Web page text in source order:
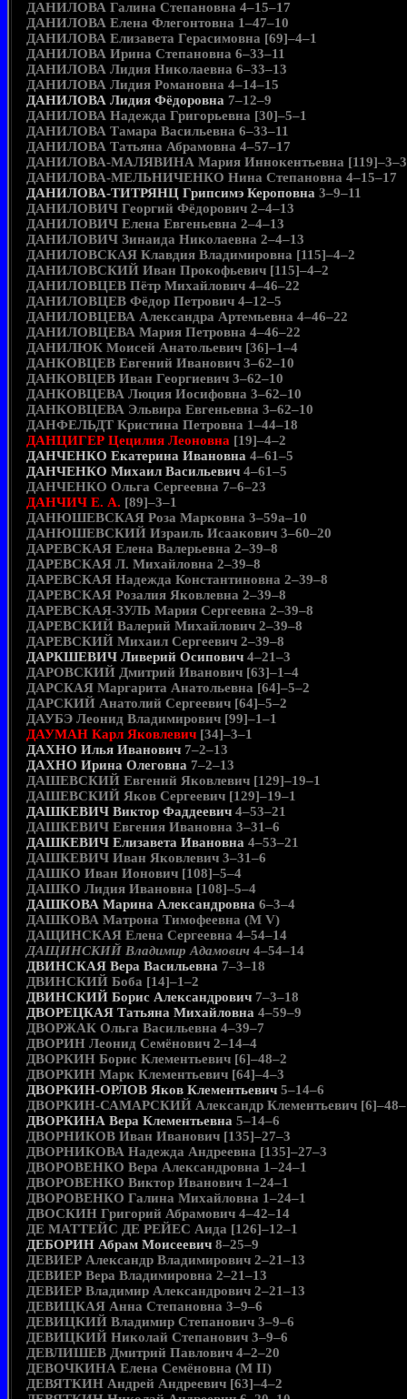
ДАНИЛОВА Галина Степановна 4–15–17
ДАНИЛОВА Елена Флегонтовна 1–47–10
ДАНИЛОВА Елизавета Герасимовна [69]–4–1
ДАНИЛОВА Ирина Степановна 6–33–11
ДАНИЛОВА Лидия Николаевна 6–33–13
ДАНИЛОВА Лидия Романовна 4–14–15
ДАНИЛОВА Лидия Фёдоровна 7–12–9
ДАНИЛОВА Надежда Григорьевна [30]–5–1
ДАНИЛОВА Тамара Васильевна 6–33–11
ДАНИЛОВА Татьяна Абрамовна 4–57–17
ДАНИЛОВА-МАЛЯВИНА Мария Иннокентьевна [119]–3–3
ДАНИЛОВА-МЕЛЬНИЧЕНКО Нина Степановна 4–15–17
ДАНИЛОВА-ТИТРЯНЦ Грипсимэ Кероповна 3–9–11
ДАНИЛОВИЧ Георгий Фёдорович 2–4–13
ДАНИЛОВИЧ Елена Евгеньевна 2–4–13
ДАНИЛОВИЧ Зинаида Николаевна 2–4–13
ДАНИЛОВСКАЯ Клавдия Владимировна [115]–4–2
ДАНИЛОВСКИЙ Иван Прокофьевич [115]–4–2
ДАНИЛОВЦЕВ Пётр Михайлович 4–46–22
ДАНИЛОВЦЕВ Фёдор Петрович 4–12–5
ДАНИЛОВЦЕВА Александра Артемьевна 4–46–22
ДАНИЛОВЦЕВА Мария Петровна 4–46–22
ДАНИЛЮК Моисей Анатольевич [36]–1–4
ДАНКОВЦЕВ Евгений Иванович 3–62–10
ДАНКОВЦЕВ Иван Георгиевич 3–62–10
ДАНКОВЦЕВА Люция Иосифовна 3–62–10
ДАНКОВЦЕВА Эльвира Евгеньевна 3–62–10
ДАНФЕЛЬДТ Кристина Петровна 1–44–18
ДАНЦИГЕР Цецилия Леоновна [19]–4–2
ДАНЧЕНКО Екатерина Ивановна 4–61–5
ДАНЧЕНКО Михаил Васильевич 4–61–5
ДАНЧЕНКО Ольга Сергеевна 7–6–23
ДАНЧИЧ Е. А. [89]–3–1
ДАНЮШЕВСКАЯ Роза Марковна 3–59а–10
ДАНЮШЕВСКИЙ Израиль Исаакович 3–60–20
ДАРЕВСКАЯ Елена Валерьевна 2–39–8
ДАРЕВСКАЯ Л. Михайловна 2–39–8
ДАРЕВСКАЯ Надежда Константиновна 2–39–8
ДАРЕВСКАЯ Розалия Яковлевна 2–39–8
ДАРЕВСКАЯ-ЗУЛЬ Мария Сергеевна 2–39–8
ДАРЕВСКИЙ Валерий Михайлович 2–39–8
ДАРЕВСКИЙ Михаил Сергеевич 2–39–8
ДАРКШЕВИЧ Ливерий Осипович 4–21–3
ДАРОВСКИЙ Дмитрий Иванович [63]–1–4
ДАРСКАЯ Маргарита Анатольевна [64]–5–2
ДАРСКИЙ Анатолий Сергеевич [64]–5–2
ДАУБЭ Леонид Владимирович [99]–1–1
ДАУМАН Карл Яковлевич [34]–3–1
ДАХНО Илья Иванович 7–2–13
ДАХНО Ирина Олеговна 7–2–13
ДАШЕВСКИЙ Евгений Яковлевич [129]–19–1
ДАШЕВСКИЙ Яков Сергеевич [129]–19–1
ДАШКЕВИЧ Виктор Фаддеевич 4–53–21
ДАШКЕВИЧ Евгения Ивановна 3–31–6
ДАШКЕВИЧ Елизавета Ивановна 4–53–21
ДАШКЕВИЧ Иван Яковлевич 3–31–6
ДАШКО Иван Ионович [108]–5–4
ДАШКО Лидия Ивановна [108]–5–4
ДАШКОВА Марина Александровна 6–3–4
ДАШКОВА Матрона Тимофеевна (М V)
ДАЩИНСКАЯ Елена Сергеевна 4–54–14
ДАЩИНСКИЙ Владимир Адамович 4–54–14
ДВИНСКАЯ Вера Васильевна 7–3–18
ДВИНСКИЙ Боба [14]–1–2
ДВИНСКИЙ Борис Александрович 7–3–18
ДВОРЕЦКАЯ Татьяна Михайловна 4–59–9
ДВОРЖАК Ольга Васильевна 4–39–7
ДВОРИН Леонид Семёнович 2–14–4
ДВОРКИН Борис Клементьевич [6]–48–2
ДВОРКИН Марк Клементьевич [64]–4–3
ДВОРКИН-ОРЛОВ Яков Клементьевич 5–14–6
ДВОРКИН-САМАРСКИЙ Александр Клементьевич
ДВОРКИНА Вера Клементьевна 5–14–6
ДВОРНИКОВ Иван Иванович [135]–27–3
ДВОРНИКОВА Надежда Андреевна [135]–27–3
ДВОРОВЕНКО Вера Александровна 1–24–1
ДВОРОВЕНКО Виктор Иванович 1–24–1
ДВОРОВЕНКО Галина Михайловна 1–24–1
ДВОСКИН Григорий Абрамович 4–42–14
ДЕ МАТТЕЙС ДЕ РЕЙЕС Аида [126]–12–1
ДЕБОРИН Абрам Моисеевич 8–25–9
ДЕВИЕР Александр Владимирович 2–21–13
ДЕВИЕР Вера Владимировна 2–21–13
ДЕВИЕР Владимир Александрович 2–21–13
ДЕВИЦКАЯ Анна Степановна 3–9–6
ДЕВИЦКИЙ Владимир Степанович 3–9–6
ДЕВИЦКИЙ Николай Степанович 3–9–6
ДЕВЛИШЕВ Дмитрий Павлович 4–2–20
ДЕВОЧКИНА Елена Семёновна (М II)
ДЕВЯТКИН Андрей Андреевич [63]–4–2